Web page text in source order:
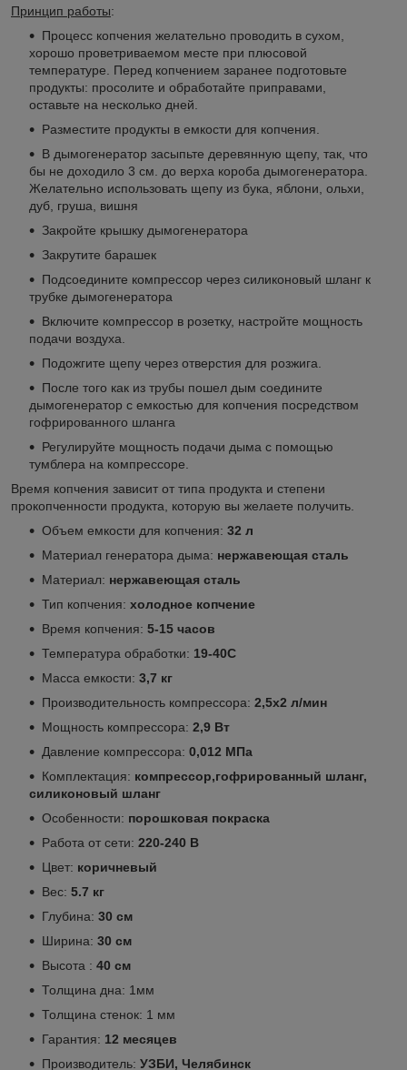
Принцип работы:
Процесс копчения желательно проводить в сухом,
хорошо проветриваемом месте при плюсовой
температуре. Перед копчением заранее подготовьте
продукты: просолите и обработайте приправами,
оставьте на несколько дней.
Разместите продукты в емкости для копчения.
В дымогенератор засыпьте деревянную щепу, так, что
бы не доходило 3 см. до верха короба дымогенератора.
Желательно использовать щепу из бука, яблони, ольхи,
дуб, груша, вишня
Закройте крышку дымогенератора
Закрутите барашек
Подсоедините компрессор через силиконовый шланг к
трубке дымогенератора
Включите компрессор в розетку, настройте мощность
подачи воздуха.
Подожгите щепу через отверстия для розжига.
После того как из трубы пошел дым соедините
дымогенератор с емкостью для копчения посредством
гофрированного шланга
Регулируйте мощность подачи дыма с помощью
тумблера на компрессоре.
Время копчения зависит от типа продукта и степени
прокопченности продукта, которую вы желаете получить.
Объем емкости для копчения: 32 л
Материал генератора дыма: нержавеющая сталь
Материал: нержавеющая сталь
Тип копчения: холодное копчение
Время копчения: 5-15 часов
Температура обработки: 19-40С
Масса емкости: 3,7 кг
Производительность компрессора: 2,5х2 л/мин
Мощность компрессора: 2,9 Вт
Давление компрессора: 0,012 МПа
Комплектация: компрессор,гофрированный шланг,
силиконовый шланг
Особенности: порошковая покраска
Работа от сети: 220-240 В
Цвет: коричневый
Вес: 5.7 кг
Глубина: 30 см
Ширина: 30 см
Высота : 40 см
Толщина дна: 1мм
Толщина стенок: 1 мм
Гарантия: 12 месяцев
Производитель: УЗБИ, Челябинск